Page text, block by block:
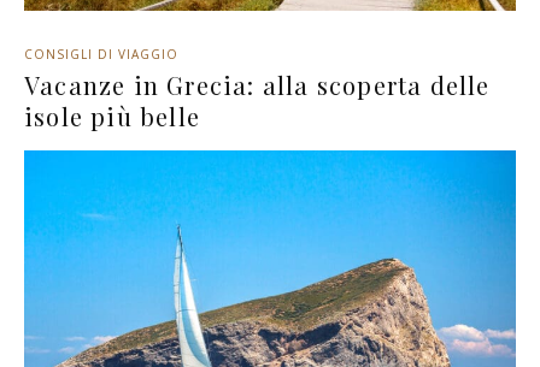
CONSIGLI DI VIAGGIO
Vacanze in Grecia: alla scoperta delle
isole più belle